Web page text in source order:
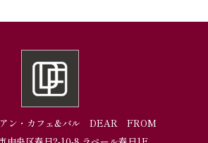
アン・カフェ&バル DEAR FROM